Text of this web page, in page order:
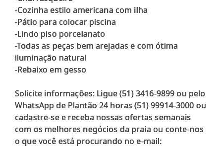
-Cozinha estilo americana com ilha
-Pátio para colocar piscina
-Lindo piso porcelanato
-Todas as peças bem arejadas e com ótima
iluminação natural
-Rebaixo em gesso
Solicite informações: Ligue (51) 3416-9899 ou pelo
WhatsApp de Plantão 24 horas (51) 99914-3000 ou
cadastre-se e receba nossas ofertas semanais
com os melhores negócios da praia ou conte-nos
o que você está procurando no e-mail: